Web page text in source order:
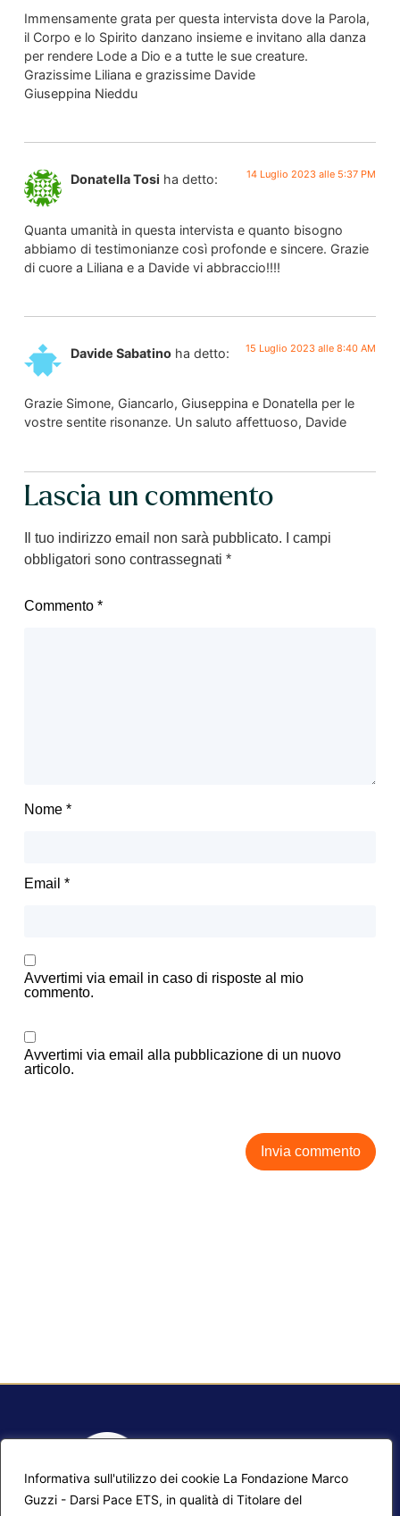
Informativa sull'utilizzo dei cookie La Fondazione Marco
Guzzi - Darsi Pace ETS, in qualità di Titolare del
Immensamente grata per questa intervista dove la Parola,
il Corpo e lo Spirito danzano insieme e invitano alla danza
per rendere Lode a Dio e a tutte le sue creature.
Grazissime Liliana e grazissime Davide
Giuseppina Nieddu
Donatella Tosi ha detto: 14 Luglio 2023 alle 5:37 PM
Quanta umanità in questa intervista e quanto bisogno
abbiamo di testimonianze così profonde e sincere. Grazie
di cuore a Liliana e a Davide vi abbraccio!!!!
Davide Sabatino ha detto: 15 Luglio 2023 alle 8:40 AM
Grazie Simone, Giancarlo, Giuseppina e Donatella per le
vostre sentite risonanze. Un saluto affettuoso, Davide
Lascia un commento
Il tuo indirizzo email non sarà pubblicato.
I campi
obbligatori sono contrassegnati *
Commento *
Nome *
Email *
Avvertimi via email in caso di risposte al mio
commento.
Avvertimi via email alla pubblicazione di un nuovo
articolo.